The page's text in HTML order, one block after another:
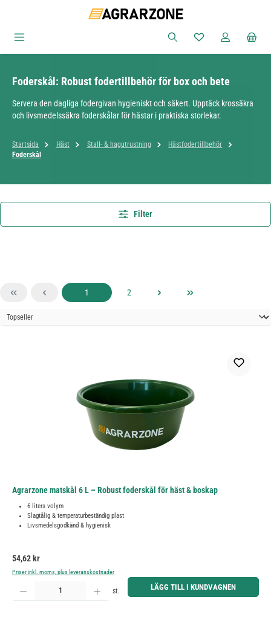
Du har 0 objekt i
Foderskål: Robust fodertillbehör för box och bete
Servera den dagliga fodergivan hygieniskt och säkert. Upptäck krossäkra
och livsmedelssäkra foderskålar för hästar i praktiska storlekar.
Startsida Häst Stall- & hagutrustning
Hästfodertillbehör
Foderskål
Filter
Sida
1 Sida
2
Agrarzone matskål 6 L – Robust foderskål för häst & boskap
6 liters volym
Slagtålig & temperaturbeständig plast
Livsmedelsgodkänd & hygienisk
Ordinarie pris:
54,62 kr
Priser inkl. moms, plus leveranskostnader
Produktkvantitet: Ange önskat belopp eller använd knapparna för att öka eller minska kvantiteten.
st. LÄGG TILL I KUNDVAGNEN